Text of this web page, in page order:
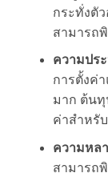
กระทั่งตั
สามารถ
ความปร
การตั้งค่
มาก ต้นทุ
ค่าสำหรั
ความหล
สามารถ